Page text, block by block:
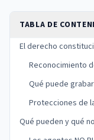
TABLA DE
El derecho
Reconocimiento
Qué puede grabar
Protecciones de
Qué pueden y qué